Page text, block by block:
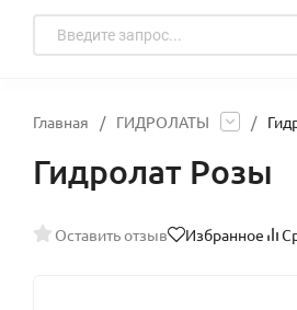
Главная / ГИДРОЛАТЫ /
Гидролат Розы
Оставить отзыв Избранное